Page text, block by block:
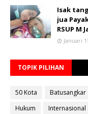
Isak
jua
RSUP M
Januari
TOPIK PILIHAN
50 Kota Batusangkar
Hukum
Internasional